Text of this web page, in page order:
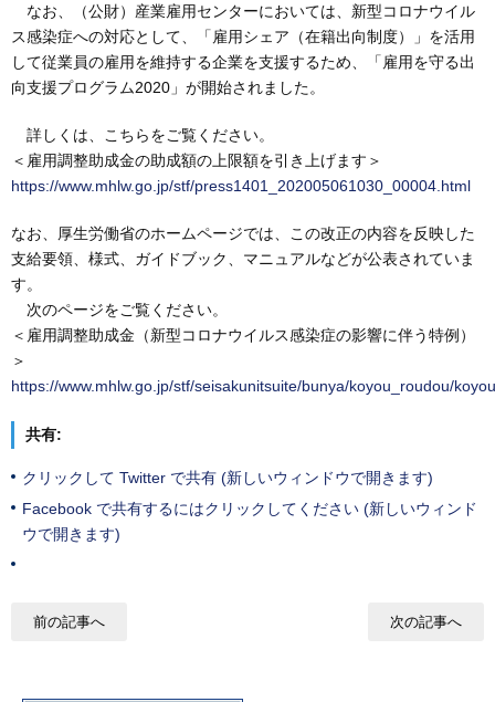
なお、（公財）産業雇用センターにおいては、新型コロナウイル
ス感染症への対応として、「雇用シェア（在籍出向制度）」を活用
して従業員の雇用を維持する企業を支援するため、「雇用を守る出
向支援プログラム2020」が開始されました。
詳しくは、こちらをご覧ください。
＜雇用調整助成金の助成額の上限額を引き上げます＞
https://www.mhlw.go.jp/stf/press1401_202005061030_00004.html
なお、厚生労働省のホームページでは、この改正の内容を反映した
支給要領、様式、ガイドブック、マニュアルなどが公表されていま
す。
次のページをご覧ください。
＜雇用調整助成金（新型コロナウイルス感染症の影響に伴う特例）
＞
https://www.mhlw.go.jp/stf/seisakunitsuite/bunya/koyou_roudou/
共有:
クリックして Twitter で共有 (新しいウィンドウで開きます)
Facebook で共有するにはクリックしてください (新しいウィンド
ウで開きます)
前の記事へ 次の記事へ